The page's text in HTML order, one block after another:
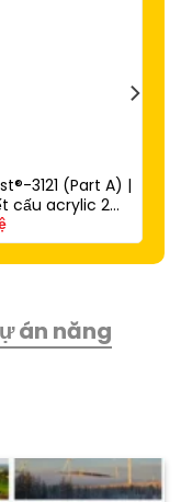
3121 (Part A) |
cấu acrylic 2
đóng rắn
(dùng với
3081 N Part B)
án năng